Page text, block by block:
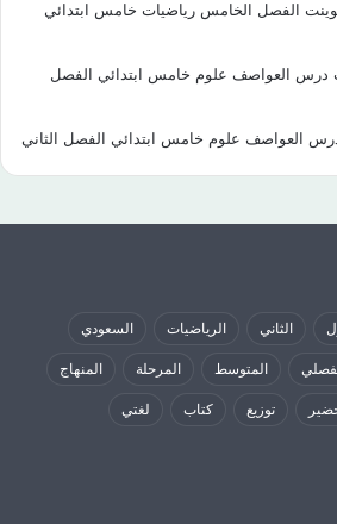
الفصل الخامس رياضيات خامس ابتدائي
درس العواصف علوم خامس ابتدائي الفصل
العواصف علوم خامس ابتدائي الفصل الثاني
الثاني الرياضيات السعودي
المتوسط المرحلة المنهاج
توزيع كتاب لغتي